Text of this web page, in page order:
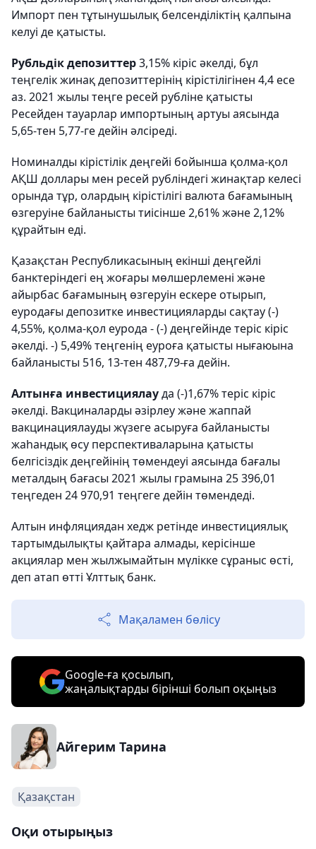
Импорт пен тұтынушылық белсенділіктің қалпына
келуі де қатысты.
Рубльдік депозиттер3,15% кіріс әкелді, бұл
теңгелік жинақ депозиттерінің кірістілігінен 4,4 есе
аз. 2021 жылы теңге ресей рубліне қатысты
Ресейден тауарлар импортының артуы аясында
5,65-тен 5,77-ге дейін әлсіреді.
Номиналды кірістілік деңгейі бойынша қолма-қол
АҚШ доллары мен ресей рубліндегі жинақтар келесі
орында тұр, олардың кірістілігі валюта бағамының
өзгеруіне байланысты тиісінше 2,61% және 2,12%
құрайтын еді.
Қазақстан Республикасының екінші деңгейлі
банктеріндегі ең жоғары мөлшерлемені және
айырбас бағамының өзгеруін ескере отырып,
еуродағы депозитке инвестицияларды сақтау (-)
4,55%, қолма-қол еурода - (-) деңгейінде теріс кіріс
әкелді. -) 5,49% теңгенің еуроға қатысты нығаюына
байланысты 516, 13-тен 487,79-ға дейін.
Алтынға инвестициялауда (-)1,67% теріс кіріс
әкелді. Вакциналарды әзірлеу және жаппай
вакцинациялауды жүзеге асыруға байланысты
жаһандық өсу перспективаларына қатысты
белгісіздік деңгейінің төмендеуі аясында бағалы
металдың бағасы 2021 жылы грамына 25 396,01
теңгеден 24 970,91 теңгеге дейін төмендеді.
Алтын инфляциядан хедж ретінде инвестициялық
тартымдылықты қайтара алмады, керісінше
акциялар мен жылжымайтын мүлікке сұраныс өсті,
деп атап өтті Ұлттық банк.
Мақаламен бөлісу
Google-ға қосылып,
жаңалықтарды бірінші болып оқыңыз
Айгерим Тарина
Қазақстан
Оқи отырыңыз